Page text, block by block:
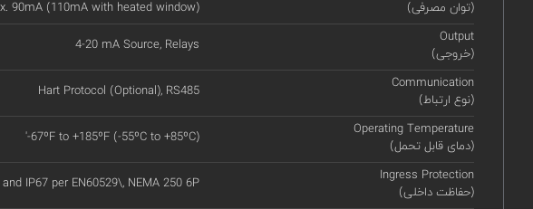
(توان مصرفی)
90mA (110mA with heated window)
Output
(خروجی)
4-20 mA Source, Relays
Communication
(نوع ارتباط)
Hart Protocol (Optional), RS485
Operating Temperature
(دمای قابل تحمل)
'-67ºF to +185ºF (-55ºC to +85ºC)
Ingress Protection
(حفاظت داخلی)
IP67 per EN60529\, NEMA 250 6P